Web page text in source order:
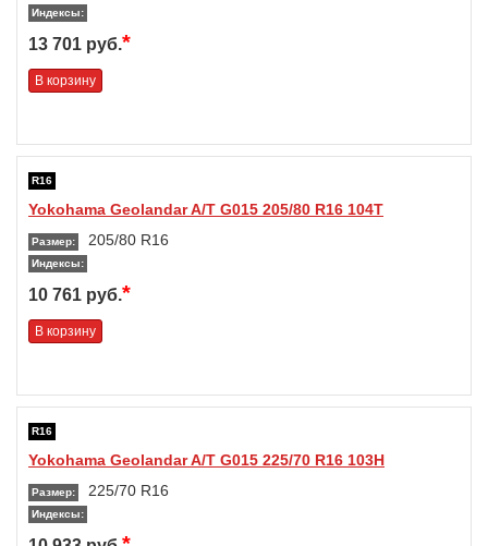
Индексы:
13 701 руб.*
В корзину
R16
Yokohama Geolandar A/T G015 205/80 R16 104T
Размер: 205/80 R16
Индексы:
10 761 руб.*
В корзину
R16
Yokohama Geolandar A/T G015 225/70 R16 103H
Размер: 225/70 R16
Индексы: